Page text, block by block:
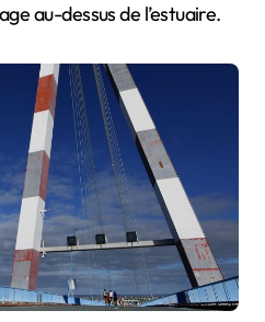
au-dessus de l’estuaire.